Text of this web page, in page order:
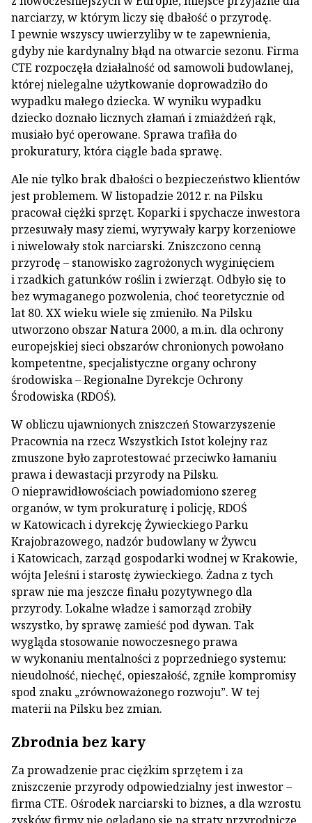
narciarzy, w którym liczy się dbałość o przyrodę.
I pewnie wszyscy uwierzyliby w te zapewnienia,
gdyby nie kardynalny błąd na otwarcie sezonu. Firma
CTE rozpoczęła działalność od samowoli budowlanej,
której nielegalne użytkowanie doprowadziło do
wypadku małego dziecka. W wyniku wypadku
dziecko doznało licznych złamań i zmiażdżeń rąk,
musiało być operowane. Sprawa trafiła do
prokuratury, która ciągle bada sprawę.
Ale nie tylko brak dbałości o bezpieczeństwo klientów
jest problemem. W listopadzie 2012 r. na Pilsku
pracował ciężki sprzęt. Koparki i spychacze inwestora
przesuwały masy ziemi, wyrywały karpy korzeniowe
i niwelowały stok narciarski. Zniszczono cenną
przyrodę – stanowisko zagrożonych wyginięciem
i rzadkich gatunków roślin i zwierząt. Odbyło się to
bez wymaganego pozwolenia, choć teoretycznie od
lat 80. XX wieku wiele się zmieniło. Na Pilsku
utworzono obszar Natura 2000, a m.in. dla ochrony
europejskiej sieci obszarów chronionych powołano
kompetentne, specjalistyczne organy ochrony
środowiska – Regionalne Dyrekcje Ochrony
Środowiska (RDOŚ).
W obliczu ujawnionych zniszczeń Stowarzyszenie
Pracownia na rzecz Wszystkich Istot kolejny raz
zmuszone było zaprotestować przeciwko łamaniu
prawa i dewastacji przyrody na Pilsku.
O nieprawidłowościach powiadomiono szereg
organów, w tym prokuraturę i policję, RDOŚ
w Katowicach i dyrekcję Żywieckiego Parku
Krajobrazowego, nadzór budowlany w Żywcu
i Katowicach, zarząd gospodarki wodnej w Krakowie,
wójta Jeleśni i starostę żywieckiego. Żadna z tych
spraw nie ma jeszcze finału pozytywnego dla
przyrody. Lokalne władze i samorząd zrobiły
wszystko, by sprawę zamieść pod dywan. Tak
wygląda stosowanie nowoczesnego prawa
w wykonaniu mentalności z poprzedniego systemu:
nieudolność, niechęć, opieszałość, zgniłe kompromisy
spod znaku „zrównoważonego rozwoju”. W tej
materii na Pilsku bez zmian.
Zbrodnia bez kary
Za prowadzenie prac ciężkim sprzętem i za
zniszczenie przyrody odpowiedzialny jest inwestor –
firma CTE. Ośrodek narciarski to biznes, a dla wzrostu